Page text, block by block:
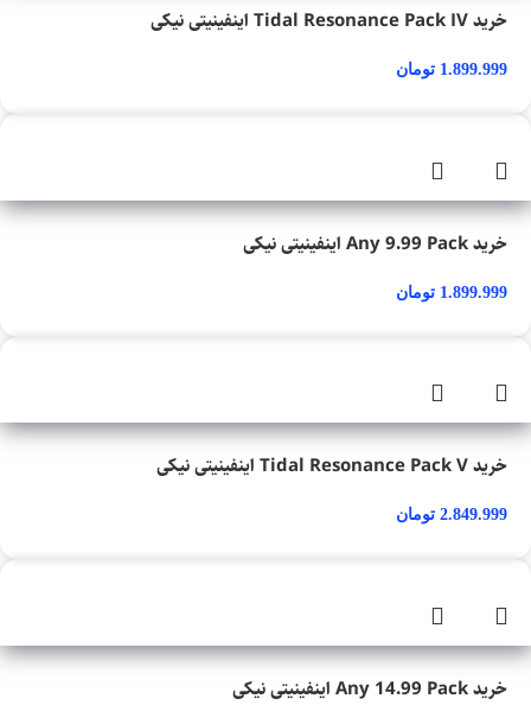
خرید Tidal Resonance Pack IV اینفینیتی نیکی
1.899.999 تومان
خرید Any 9.99 Pack اینفینیتی نیکی
1.899.999 تومان
خرید Tidal Resonance Pack V اینفینیتی نیکی
2.849.999 تومان
خرید Any 14.99 Pack اینفینیتی نیکی